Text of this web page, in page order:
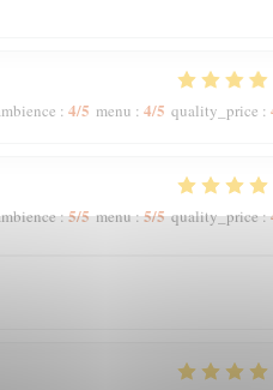
: 4/5 menu : 4/5 quality_price :
:5/5 menu:5/5 quality_price: